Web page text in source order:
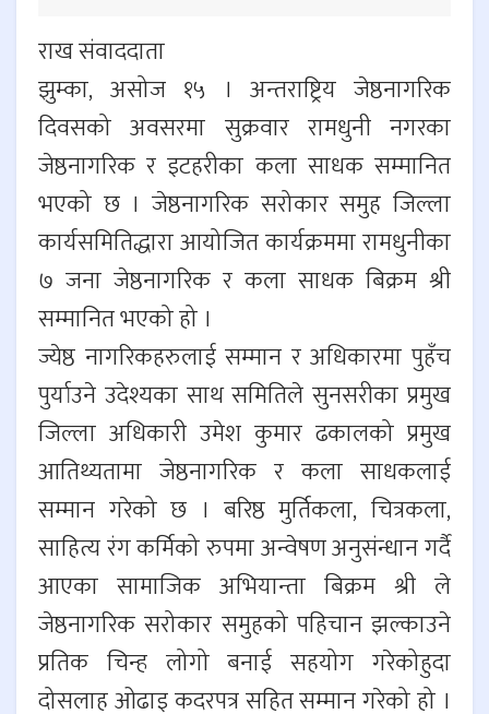
राख संवाददाता
झुम्का, असोज १५ । अन्तराष्ट्रिय जेष्ठनागरिक
दिवसको अवसरमा सुक्रवार रामधुनी नगरका
जेष्ठनागरिक र इटहरीका कला साधक सम्मानित
भएको छ । जेष्ठनागरिक सरोकार समुह जिल्ला
कार्यसमितिद्धारा आयोजित कार्यक्रममा रामधुनीका
७ जना जेष्ठनागरिक र कला साधक बिक्रम श्री
सम्मानित भएको हो ।
ज्येष्ठ नागरिकहरुलाई सम्मान र अधिकारमा पुहँच
पुर्याउने उदेश्यका साथ समितिले सुनसरीका प्रमुख
जिल्ला अधिकारी उमेश कुमार ढकालको प्रमुख
आतिथ्यतामा जेष्ठनागरिक र कला साधकलाई
सम्मान गरेको छ । बरिष्ठ मुर्तिकला, चित्रकला,
साहित्य रंग कर्मिको रुपमा अन्वेषण अनुसंन्धान गर्दै
आएका सामाजिक अभियान्ता बिक्रम श्री ले
जेष्ठनागरिक सरोकार समुहको पहिचान झल्काउने
प्रतिक चिन्ह लोगो बनाई सहयोग गरेकोहुदा
दोसलाह ओढाइ कदरपत्र सहित सम्मान गरेको हो ।